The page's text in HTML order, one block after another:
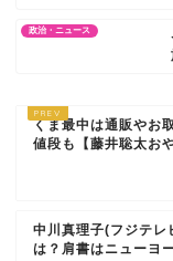
政治・ニュース
くま最中は通販やお
値段も【藤井聡太おや
中川真理子(フジテレ
は？肩書はニューヨ